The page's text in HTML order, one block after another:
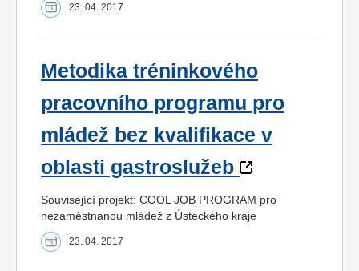
23. 04. 2017
Metodika tréninkového
pracovního programu pro
mládež bez kvalifikace v
oblasti gastroslužeb
Související projekt: COOL JOB PROGRAM pro
nezaměstnanou mládež z Ústeckého kraje
23. 04. 2017